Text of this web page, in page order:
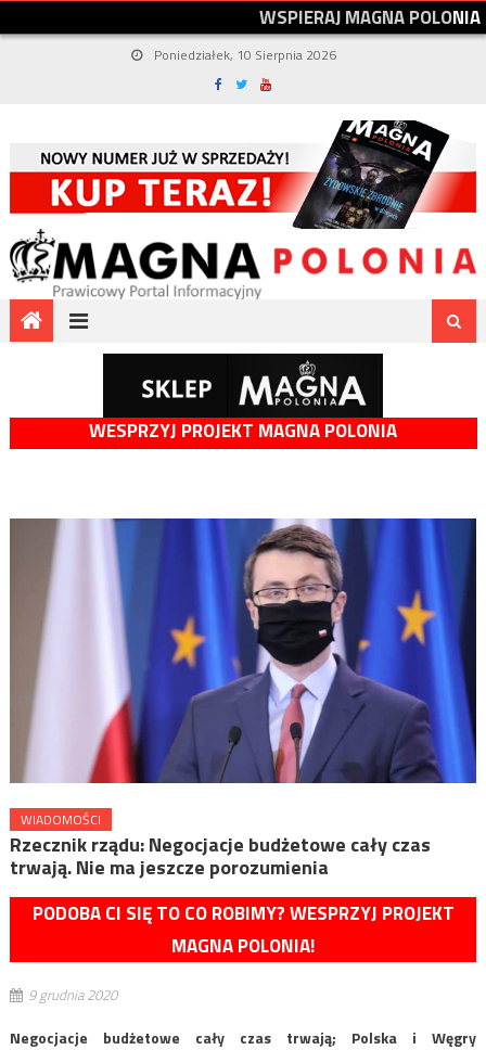
WSPIERAJMAGNAPOLONIA
Poniedziałek, 10 Sierpnia 2026
WESPRZYJ PROJEKT MAGNA POLONIA
WIADOMOŚCI
Rzecznik rządu: Negocjacje budżetowe cały czas
trwają. Nie ma jeszcze porozumienia
PODOBA CI SIĘ TO CO ROBIMY? WESPRZYJ PROJEKT
MAGNA POLONIA!
9 grudnia 2020
Negocjacje budżetowe cały czas trwają; Polska i Węgry